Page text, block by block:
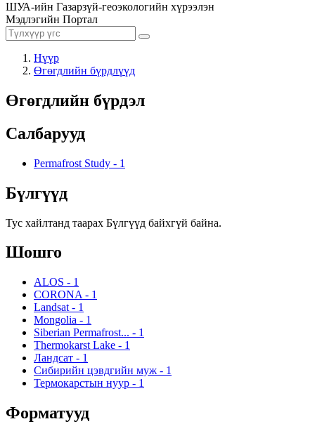
ШУА-ийн Газарзүй-геоэкологийн хүрээлэн
Мэдлэгийн Портал
Нүүр
Өгөгдлийн бүрдлүүд
Өгөгдлийн бүрдэл
Салбарууд
Permafrost Study - 1
Бүлгүүд
Тус хайлтанд таарах Бүлгүүд байхгүй байна.
Шошго
ALOS - 1
CORONA - 1
Landsat - 1
Mongolia - 1
Siberian Permafrost... - 1
Thermokarst Lake - 1
Ландсат - 1
Сибирийн цэвдгийн муж - 1
Термокарстын нуур - 1
Форматууд